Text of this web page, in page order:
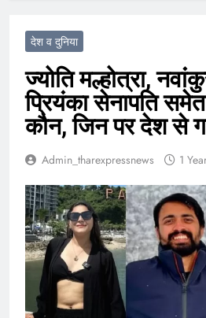
देश व दुनिया
ज्योति मल्होत्रा,
प्रियंका सेनापति
कौन, जिन पर देश से
Admin_tharexpressnews 1